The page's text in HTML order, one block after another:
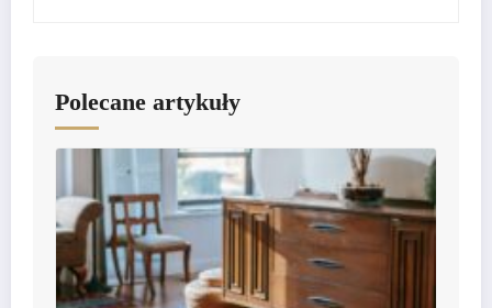
Polecane artykuły